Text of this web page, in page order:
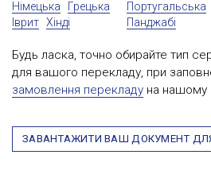
Німецька
Грецька
Іврит Хінді
Португальська
Панджабі
Будь ласка, точно обирайте тип
для вашого перекладу, при
замовлення перекладу на нашому
ЗАВАНТАЖИТИ ВАШ ДОКУМЕНТ